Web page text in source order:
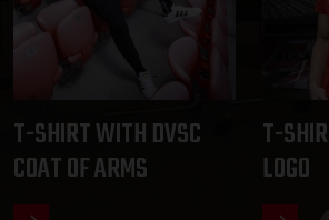
T-SHIRT WITH DVSC
COAT OF ARMS
T-
LOGO